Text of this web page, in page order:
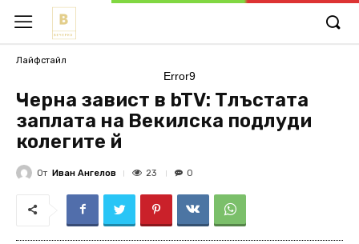
Лайфстайл
Error9
Черна завист в bTV: Тлъстата
заплата на Векилска подлуди
колегите й
От Иван Ангелов 23 0